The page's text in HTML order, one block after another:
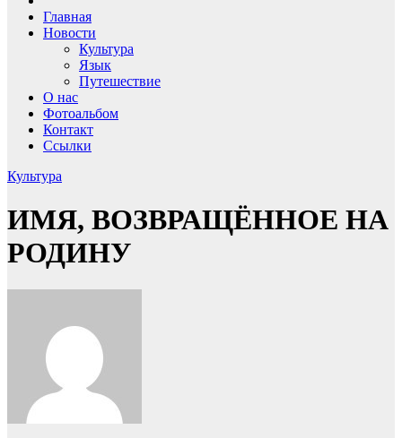
Главная
Новости
Культура
Язык
Путешествие
О нас
Фотоальбом
Контакт
Ссылки
Культура
ИМЯ, ВОЗВРАЩЁННОЕ НА
РОДИНУ